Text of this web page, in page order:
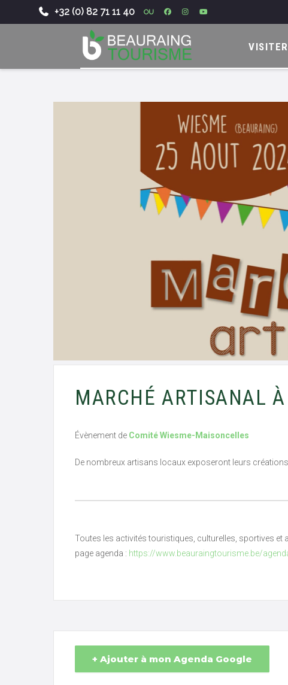
- VISITER
+32 (0) 82 71 11 40 OU
MARCHÉ ARTISANAL
Évènement de Comité Wiesme-Maisoncelles
De nombreux artisans locaux exposeront leurs créations
Toutes les activités touristiques, culturelles, sportives et
page agenda : https://www.beauraingtourisme.be/
+ Ajouter à mon Agenda Google